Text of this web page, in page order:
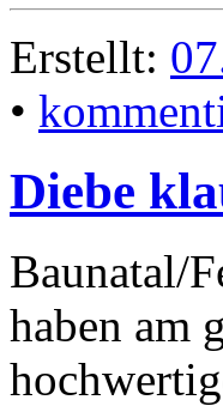
Erstellt:
•
Diebe
Baunatal/
haben am